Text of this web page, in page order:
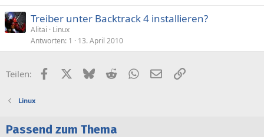
Treiber unter Backtrack 4 installieren?
Alitai
Linux
Antworten 1 13. April 2010
Teilen: FacebookX (Twitter)
BlueskyRedditWhatsApp
E-MailLink
Linux
Passend zum Thema